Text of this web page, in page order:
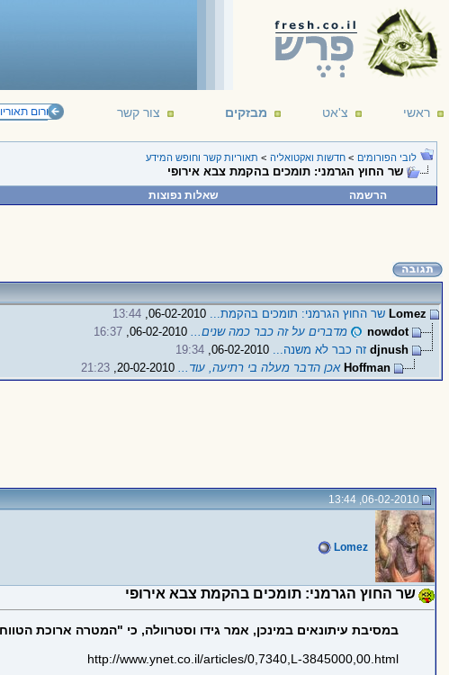
ראשי צ'אט מבזקים צור קשר פורום
לובי הפורומים > חדשות ואקטואליה > תאוריות קשר וחופש המידע
שר החוץ הגרמני: תומכים בהקמת צבא אירופי
הרשמה שאלות נפוצות
Lomez שר החוץ הגרמני: תומכים בהקמת...
13:44
nowdot
מדברים על זה כבר כמה שנים...06-02-2010,
16:37
djnush זה כבר לא משנה...
19:34
Hoffman אכן הדבר מעלה בי רתיעה, עוד...20-02-2010,
21:23
06-02-2010, 13:44
Lomez
שר החוץ הגרמני: תומכים בהקמת צבא אירופי
במסיבת עיתונאים במינכן, אמר גידו וסטרוולה, כי "המטרה ארוכת
http://www.ynet.co.il/articles/0,7340,L-3845000,00.html